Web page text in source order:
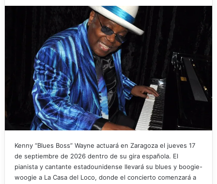
Kenny “Blues Boss” Wayne actuará en Zaragoza el jueves 17
de septiembre de 2026 dentro de su gira española. El
pianista y cantante estadounidense llevará su blues y boogie-
woogie a La Casa del Loco, donde el concierto comenzará a